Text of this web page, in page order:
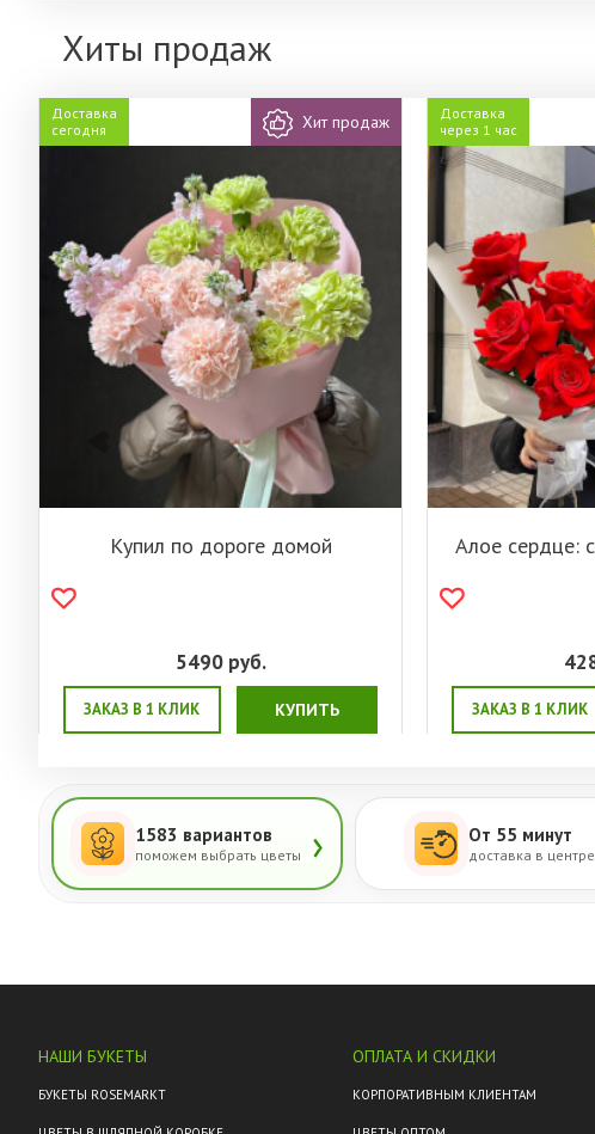
Хиты продаж
Доставка
сегодня
Хит продаж
Купил по дороге домой
5490руб.
ЗАКАЗ В 1 КЛИК КУПИТЬ
Доставка
через 1 час
Алое сердце:
ЗАКАЗ В 1 КЛИК
1583 вариантов
поможем выбрать цветы › От 55 минут
доставка в центре
НАШИ БУКЕТЫ
БУКЕТЫ ROSEMARKT
ОПЛАТА И СКИДКИ
КОРПОРАТИВНЫМ КЛИЕНТАМ